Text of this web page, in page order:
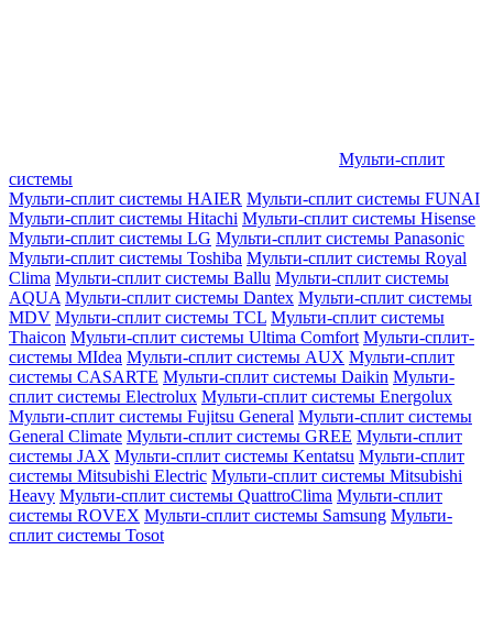
Мульти-сплит
системы
Мульти-сплит системы HAIER Мульти-сплит системы FUNAI
Мульти-сплит системы Hitachi Мульти-сплит системы Hisense
Мульти-сплит системы LG Мульти-сплит системы Panasonic
Мульти-сплит системы Toshiba Мульти-сплит системы Royal
Clima Мульти-сплит системы Ballu Мульти-сплит системы
AQUA Мульти-сплит системы Dantex Мульти-сплит системы
MDV Мульти-сплит системы TCL Мульти-сплит системы
Thaicon Мульти-сплит системы Ultima Comfort Мульти-сплит-
системы MIdea Мульти-сплит системы AUX Мульти-сплит
системы CASARTE Мульти-сплит системы Daikin Мульти-
сплит системы Electrolux Мульти-сплит системы Energolux
Мульти-сплит системы Fujitsu General Мульти-сплит системы
General Climate Мульти-сплит системы GREE Мульти-сплит
системы JAX Мульти-сплит системы Kentatsu Мульти-сплит
системы Mitsubishi Electric Мульти-сплит системы Mitsubishi
Heavy Мульти-сплит системы QuattroClima Мульти-сплит
системы ROVEX Мульти-сплит системы Samsung Мульти-
сплит системы Tosot